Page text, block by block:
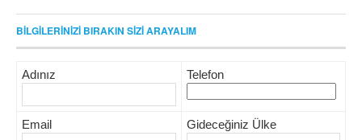
BİLGİLERİNİZİ BIRAKIN SİZİ ARAYALIM
Adınız Telefon
Email Gideceğiniz Ülke